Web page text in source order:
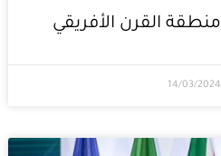
منطقة القرن الأفريقي
14/03/2024